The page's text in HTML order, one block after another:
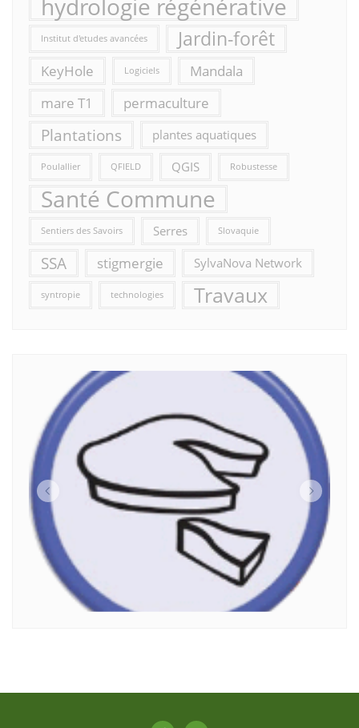
hydrologie régénérative
Institut d'etudes avancées Jardin-forêt
KeyHole Logiciels
Mandala
mare T1
permaculture
Plantations plantes aquatiques
Poulallier QFIELD QGIS Robustesse
Santé Commune
Sentiers des Savoirs Serres Slovaquie
SSA stigmergie SylvaNova Network
syntropie technologies Travaux